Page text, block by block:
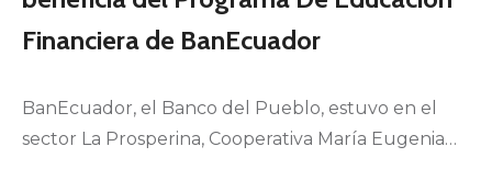
Financiera de BanEcuador
BanEcuador, el Banco del Pueblo, estuvo en el
sector La Prosperina, Cooperativa María Eugenia…